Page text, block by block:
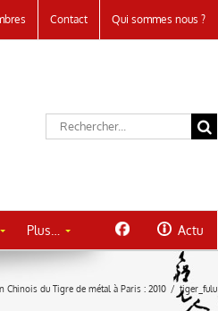
Contact Qui sommes nous ?
Rechercher:
Plus… Actu
Chinois du Tigre de métal à Paris : 2010 / tiger_fulu